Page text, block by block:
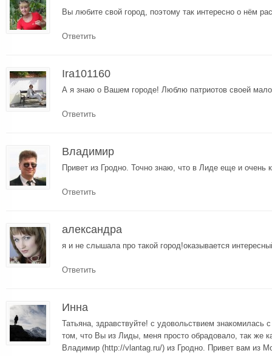
Вы любите свой город, поэтому так интересно о нём
Ответить
Ira101160
А я знаю о Вашем городе! Люблю патриотов своей
Ответить
Владимир
Привет из Гродно. Точно знаю, что в Лиде еще и очень
Ответить
александра
я и не слышала про такой город!оказывается
Ответить
Инна
Татьяна, здравствуйте! с удовольствием знакомилась
том, что Вы из Лиды, меня просто обрадовало, так же
Владимир (http://vlantag.ru/) из Гродно. Привет вам из